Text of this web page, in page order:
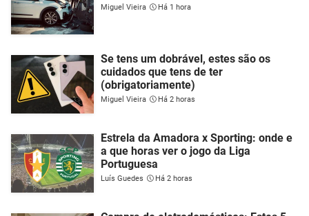
Miguel Vieira Há 1 hora
Se tens um dobrável, estes são os
cuidados que tens de ter
(obrigatoriamente)
Miguel Vieira Há 2 horas
Estrela da Amadora x Sporting: onde e
a que horas ver o jogo da Liga
Portuguesa
Luís Guedes Há 2 horas